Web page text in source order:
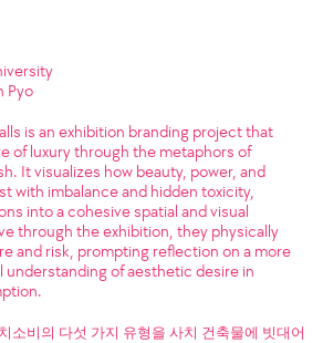
Pyo
is an exhibition branding project that
of luxury through the metaphors of
It visualizes how beauty, power, and
with imbalance and hidden toxicity,
into a cohesive spatial and visual
through the exhibition, they physically
and risk, prompting reflection on a more
understanding of aesthetic desire in
소비의 다섯 가지 유형을 사치 건축물에 빗대어